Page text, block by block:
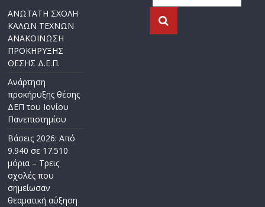
ΑΝΩΤΑΤΗ ΣΧΟΛΗ
ΚΑΛΩΝ ΤΕΧΝΩΝ
ΑΝΑΚΟΙΝΩΣΗ
ΠΡΟΚΗΡΥΞΗΣ
ΘΕΣΗΣ Δ.Ε.Π.
Ανάρτηση
προκήρυξης θέσης
ΔΕΠ του Ιονίου
Πανεπιστημίου
Βάσεις 2026: Από
9.940 σε 17.510
μόρια – Τρεις
σχολές που
σημείωσαν
θεαματική αύξηση